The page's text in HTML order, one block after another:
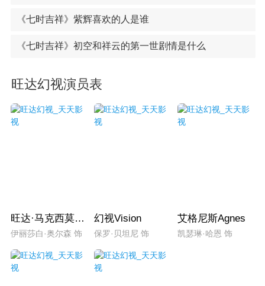
《七时吉祥》紫辉喜欢的人是谁
《七时吉祥》初空和祥云的第一世剧情是什么
旺达幻视演员表
旺达·马克西莫夫Wanda Maximoff
伊丽莎白·奥尔森 饰
幻视Vision
保罗·贝坦尼 饰
艾格尼斯Agnes
凯瑟琳·哈恩 饰